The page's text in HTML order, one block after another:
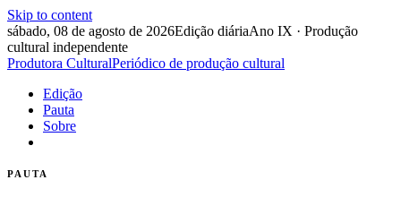
Skip to content
sábado, 08 de agosto de 2026Edição diáriaAno IX · Produção
cultural independente
Produtora CulturalPeriódico de produção cultural
Edição
Pauta
Sobre
PAUTA